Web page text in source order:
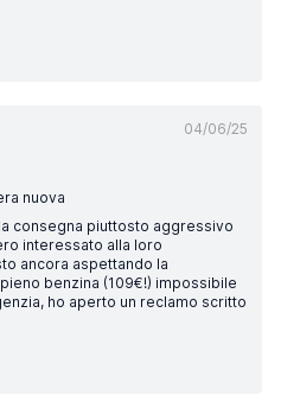
04/06/25
nuova
consegna piuttosto aggressivo
interessato alla loro
ancora aspettando la
benzina (109€!) impossibile
ho aperto un reclamo scritto